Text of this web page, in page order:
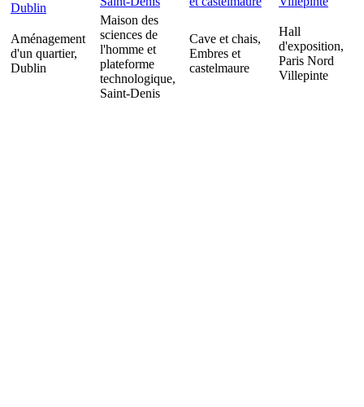
Aménagement
d'un quartier,
Dublin
Maison des
sciences de
l'homme et
plateforme
technologique,
Saint-Denis
Cave et chais,
Embres et
castelmaure
Hall
d'exposition,
Paris Nord
Villepinte